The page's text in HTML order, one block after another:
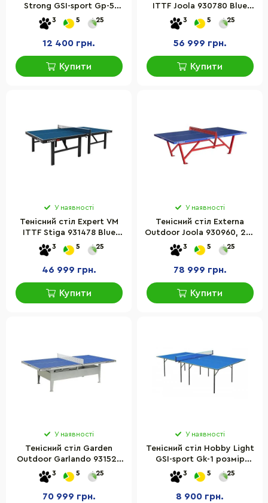
Strong GSI-sport Gp-5
розмір 274х152,5х76 см
3 5 25
12 400 грн.
Купити
ITTF Joola 930780 Blue
274 x 152,5 x 76 см
3 5 25
56 999 грн.
Купити
У наявності
Тенісний стіл Expert VM
ITTF Stiga 931478 Blue
274х152,5х76 см
3 5 25
46 999 грн.
Купити
У наявності
Тенісний стіл Externa
Outdoor Joola 930960, 274
х 152,5 х 76 см
3 5 25
78 999 грн.
Купити
У наявності
Тенісний стіл Garden
Outdoor Garlando 931523
розмір 274х152,5х76 см
3 5 25
70 999 грн.
У наявності
Тенісний стіл Hobby Light
GSI-sport Gk-1 розмір
274х152,5х76 см
3 5 25
8 900 грн.